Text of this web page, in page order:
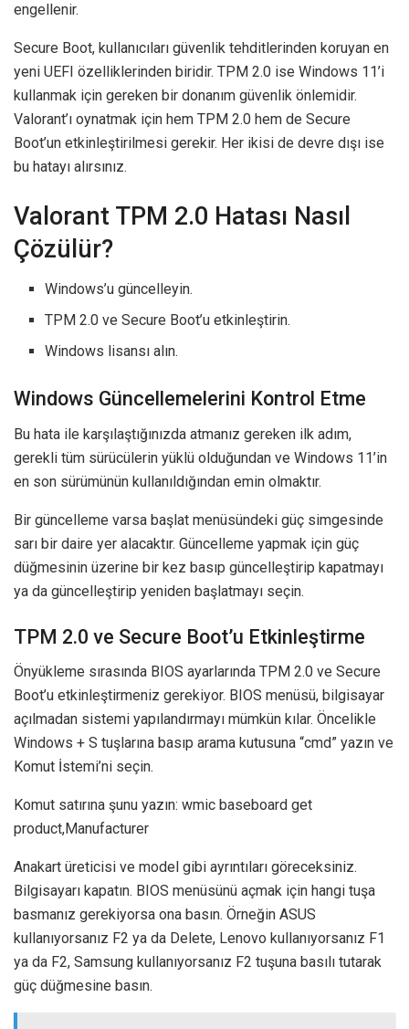
engellenir.
Secure Boot, kullanıcıları güvenlik tehditlerinden koruyan en
yeni UEFI özelliklerinden biridir. TPM 2.0 ise Windows 11’i
kullanmak için gereken bir donanım güvenlik önlemidir.
Valorant’ı oynatmak için hem TPM 2.0 hem de Secure
Boot’un etkinleştirilmesi gerekir. Her ikisi de devre dışı ise
bu hatayı alırsınız.
Valorant TPM 2.0 Hatası Nasıl
Çözülür?
Windows’u güncelleyin.
TPM 2.0 ve Secure Boot’u etkinleştirin.
Windows lisansı alın.
Windows Güncellemelerini Kontrol Etme
Bu hata ile karşılaştığınızda atmanız gereken ilk adım,
gerekli tüm sürücülerin yüklü olduğundan ve Windows 11’in
en son sürümünün kullanıldığından emin olmaktır.
Bir güncelleme varsa başlat menüsündeki güç simgesinde
sarı bir daire yer alacaktır. Güncelleme yapmak için güç
düğmesinin üzerine bir kez basıp güncelleştirip kapatmayı
ya da güncelleştirip yeniden başlatmayı seçin.
TPM 2.0 ve Secure Boot’u Etkinleştirme
Önyükleme sırasında BIOS ayarlarında TPM 2.0 ve Secure
Boot’u etkinleştirmeniz gerekiyor. BIOS menüsü, bilgisayar
açılmadan sistemi yapılandırmayı mümkün kılar. Öncelikle
Windows + S tuşlarına basıp arama kutusuna “cmd” yazın ve
Komut İstemi’ni seçin.
Komut satırına şunu yazın: wmic baseboard get
product,Manufacturer
Anakart üreticisi ve model gibi ayrıntıları göreceksiniz.
Bilgisayarı kapatın. BIOS menüsünü açmak için hangi tuşa
basmanız gerekiyorsa ona basın. Örneğin ASUS
kullanıyorsanız F2 ya da Delete, Lenovo kullanıyorsanız F1
ya da F2, Samsung kullanıyorsanız F2 tuşuna basılı tutarak
güç düğmesine basın.